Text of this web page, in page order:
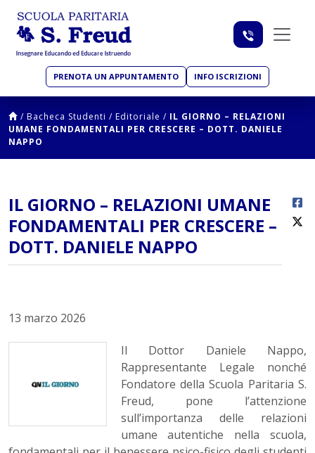
PRENOTA UN APPUNTAMENTO INFO ISCRIZIONI
/ Bacheca Studenti / Editoriale / IL GIORNO – RELAZIONI
UMANE FONDAMENTALI PER CRESCERE – DOTT. DANIELE
NAPPO
IL GIORNO – RELAZIONI UMANE
FONDAMENTALI PER CRESCERE –
DOTT. DANIELE NAPPO
13 marzo 2026
Il Dottor Daniele Nappo,
Rappresentante Legale nonché
Fondatore della Scuola Paritaria S.
Freud, pone l’attenzione
sull’importanza delle relazioni
umane autentiche nella scuola,